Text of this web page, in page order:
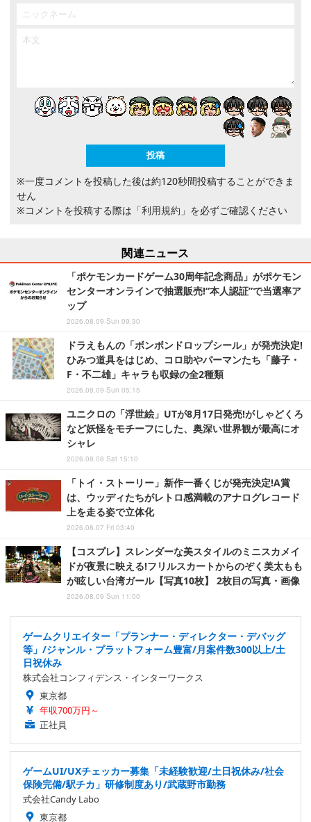
※一度コメントを投稿した後は約120秒間投稿することができま
せん
※コメントを投稿する際は 「利用規約」 を必ずご確認ください
関連ニュース
「ポケモンカードゲーム30周年記念商品」がポケモン
センターオンラインで抽選販売!“本人認証”で当選率ア
ップ
2026.08.09 Sun 09:30
ドラえもんの「ボンボンドロップシール」が発売決定!
ひみつ道具をはじめ、コロ助やパーマンたち「藤子・
F・不二雄」キャラも収録の全2種類
2026.08.09 Sun 05:15
ユニクロの「浮世絵」UTが8月17日発売!がしゃどくろ
など妖怪をモチーフにした、奥深い世界観が最高にオ
シャレ
2026.08.08 Sat 15:10
「トイ・ストーリー」新作一番くじが発売決定!A賞
は、ウッディたちがレトロ感満載のアナログレコード
上を走る姿で立体化
2026.08.07 Fri 03:40
【コスプレ】スレンダーな美スタイルのミニスカメイ
ドが夜景に映える!フリルスカートからのぞく美太もも
が眩しい台湾ガール【写真10枚】 2枚目の写真・画像
2026.08.09 Sun 11:00
ゲームクリエイター「プランナー・ディレクター・デバッグ
等」/ジャンル・プラットフォーム豊富/月案件数300以上/土
日祝休み
株式会社コンフィデンス・インターワークス
東京都
年収700万円～
正社員
ゲームUI/UXチェッカー募集「未経験歓迎/土日祝休み/社会
保険完備/駅チカ」研修制度あり/武蔵野市勤務
式会社Candy Labo
東京都